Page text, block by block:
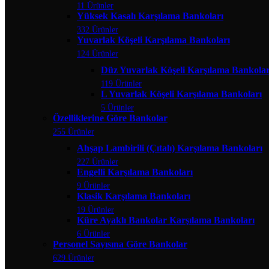
11 Ürünler
Yüksek Kasalı Karşılama Bankoları
332 Ürünler
Yuvarlak Köşeli Karşılama Bankoları
124 Ürünler
Düz Yuvarlak Köşeli Karşılama
119 Ürünler
L Yuvarlak Köşeli Karşılama Bankoları
5 Ürünler
Özelliklerine Göre Bankolar
255 Ürünler
Ahşap Lambirili (Çıtalı) Karşılama Bankoları
227 Ürünler
Engelli Karşılama Bankoları
9 Ürünler
Klasik Karşılama Bankoları
19 Ürünler
Küre Ayaklı Bankolar Karşılama Bankoları
6 Ürünler
Personel Sayısına Göre Bankolar
629 Ürünler